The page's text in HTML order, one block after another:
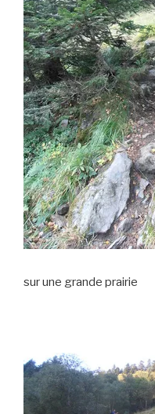
sur une grande prairie